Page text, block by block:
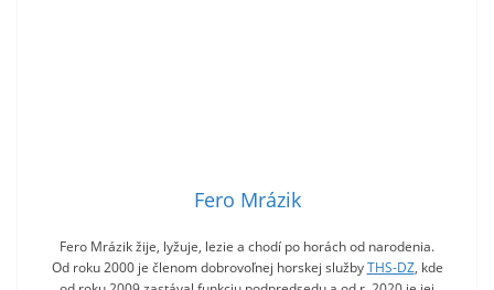
Fero Mrázik
Fero Mrázik žije, lyžuje, lezie a chodí po horách od narodenia.
Od roku 2000 je členom dobrovoľnej horskej službyTHS-DZ, kde